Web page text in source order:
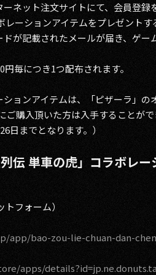
ネット注文サイトにて、会員登
ーションアイテムをプレゼント
が記載されたメールが届き、ゲ
毎につき1つ配布されます。
ョンアイテムは、「ピザーラ」
購入頂いた方は入手することがで
日までとなります。）
伝 単車の虎」コラボレー
フォーム）
bao-zou-lie-chuan-dan-
apps/